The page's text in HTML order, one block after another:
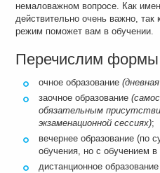
немаловажном вопросе. Как
действительно очень важно, так
режим поможет вам в обучении.
Перечислим формы
очное образование
заочное образование
обязательным
экзаменационной сессиях);
вечернее образование (по
обучения, но с обучением
дистанционное